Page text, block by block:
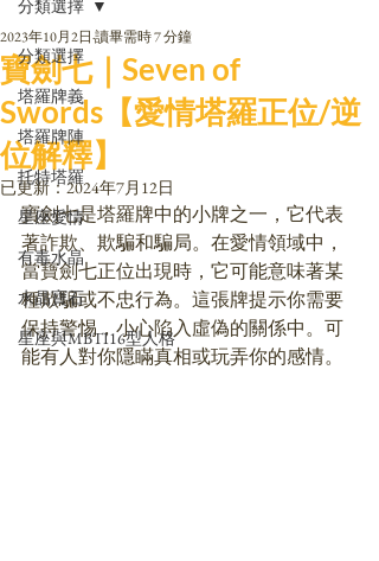
分類選擇
塔羅牌義
塔羅牌陣
托特塔羅
星座愛情
有毒水晶
水晶寶石
星座與MBTI16型人格
分類選擇
寶劍七｜Seven of
Swords【愛情塔羅正位/逆
位解釋】
2023年10月2日 讀畢需時 7 分鐘
已更新：2024年7月12日
寶劍七是塔羅牌中的小牌之一，它代表
著詐欺、欺騙和騙局。在愛情領域中，
當寶劍七正位出現時，它可能意味著某
種欺騙或不忠行為。這張牌提示你需要
保持警惕，小心陷入虛偽的關係中。可
能有人對你隱瞞真相或玩弄你的感情。